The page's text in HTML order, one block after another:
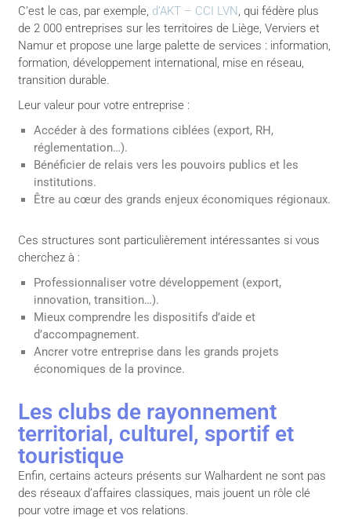
C’est le cas, par exemple, d’AKT – CCI LVN, qui fédère plus
de 2 000 entreprises sur les territoires de Liège, Verviers et
Namur et propose une large palette de services : information,
formation, développement international, mise en réseau,
transition durable.
Leur valeur pour votre entreprise :
Accéder à des formations ciblées (export, RH,
réglementation…).
Bénéficier de relais vers les pouvoirs publics et les
institutions.
Être au cœur des grands enjeux économiques régionaux.
Ces structures sont particulièrement intéressantes si vous
cherchez à :
Professionnaliser votre développement (export,
innovation, transition…).
Mieux comprendre les dispositifs d’aide et
d’accompagnement.
Ancrer votre entreprise dans les grands projets
économiques de la province.
Les clubs de rayonnement
territorial, culturel, sportif et
touristique
Enfin, certains acteurs présents sur Walhardent ne sont pas
des réseaux d’affaires classiques, mais jouent un rôle clé
pour votre image et vos relations.